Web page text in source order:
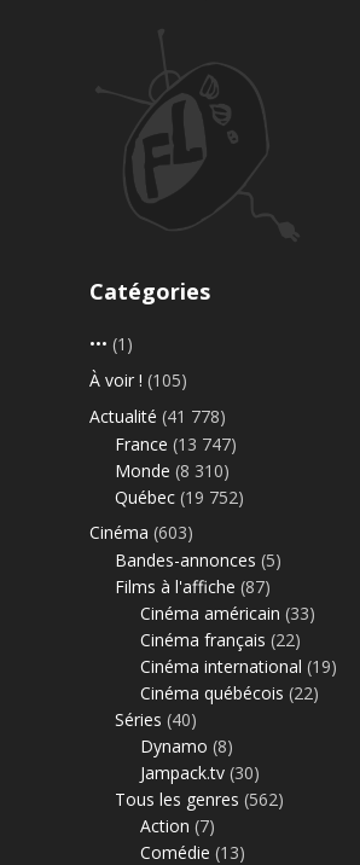
Catégories
••• (1)
À voir ! (105)
Actualité (41 778)
France (13 747)
Monde (8 310)
Québec (19 752)
Cinéma (603)
Bandes-annonces (5)
Films à l'affiche (87)
Cinéma américain (33)
Cinéma français (22)
Cinéma international (19)
Cinéma québécois (22)
Séries (40)
Dynamo (8)
Jampack.tv (30)
Tous les genres (562)
Action (7)
Comédie (13)